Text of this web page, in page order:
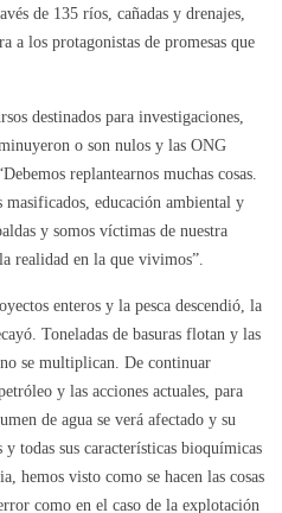
de 135 ríos, cañadas y drenajes,
a los protagonistas de promesas que
destinados para investigaciones,
o son nulos y las ONG
replantearnos muchas cosas.
masificados, educación ambiental y
y somos víctimas de nuestra
realidad en la que vivimos”.
enteros y la pesca descendió, la
Toneladas de basuras flotan y las
se multiplican. De continuar
y las acciones actuales, para
de agua se verá afectado y su
y todas sus características bioquímicas
hemos visto como se hacen las cosas
como en el caso de la explotación